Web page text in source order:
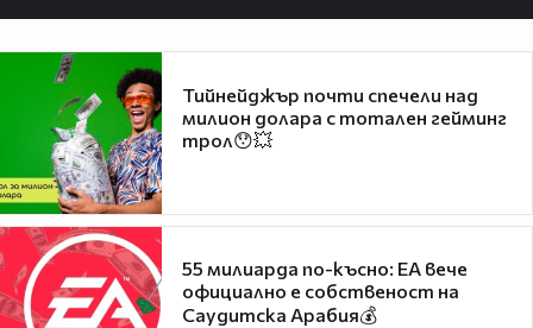
Тийнейджър почти спечели над
милион долара с тотален гейминг
трол😯💥
55 милиарда по-късно: EA вече
официално е собственост на
Саудитска Арабия💰